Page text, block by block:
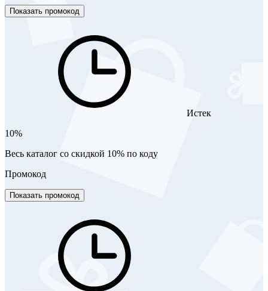
Показать промокод
Истек
10%
Весь каталог со скидкой 10% по коду
Промокод
Показать промокод